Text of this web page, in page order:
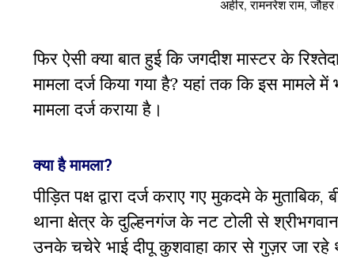
अहीर, रामनरेश राम,
फिर ऐसी क्या बात हुई कि जगदीश मास्टर के
मामला दर्ज किया गया है? यहां तक कि इस मामले
मामला दर्ज कराया है।
क्या है मामला?
पीड़ित पक्ष द्वारा दर्ज कराए गए मुकदमे के मुताबिक,
थाना क्षेत्र के दुल्हिनगंज के नट टोली से
उनके चचेरे भाई दीपू कुशवाहाकार से गुज़र जा रहे